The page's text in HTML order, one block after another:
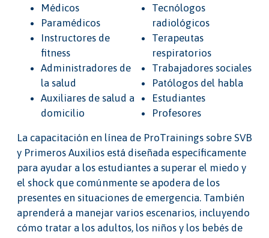
Médicos
Paramédicos
Instructores de
fitness
Administradores de
la salud
Auxiliares de salud a
domicilio
Tecnólogos
radiológicos
Terapeutas
respiratorios
Trabajadores sociales
Patólogos del habla
Estudiantes
Profesores
La capacitación en línea de ProTrainings sobre SVB
y Primeros Auxilios está diseñada específicamente
para ayudar a los estudiantes a superar el miedo y
el shock que comúnmente se apodera de los
presentes en situaciones de emergencia. También
aprenderá a manejar varios escenarios, incluyendo
cómo tratar a los adultos, los niños y los bebés de